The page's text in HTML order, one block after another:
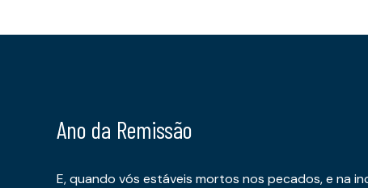
Ano da Remissão
E, quando vós estáveis mortos nos pecados, e na